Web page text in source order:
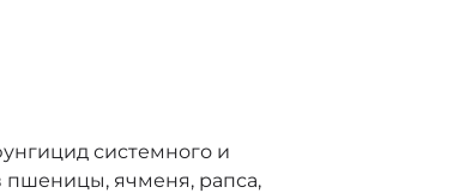
системного и
пшеницы, ячменя, рапса,